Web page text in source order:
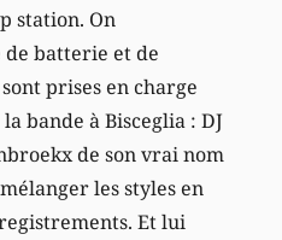
station. On
de batterie et de
prises en charge
bande à Bisceglia : DJ
de son vrai nom
les styles en
Et lui